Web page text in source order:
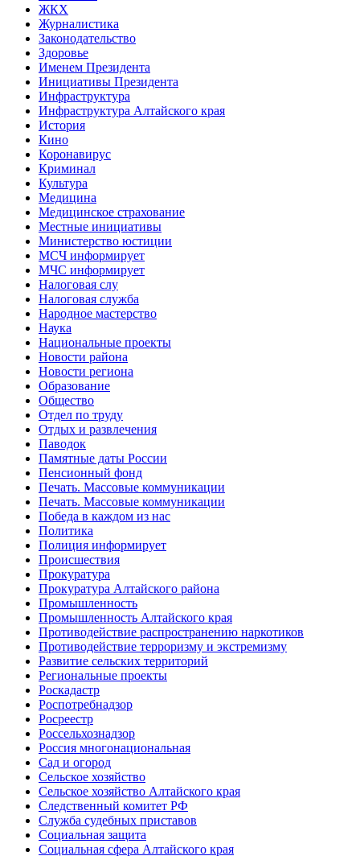
ЖКХ
Журналистика
Законодательство
Здоровье
Именем Президента
Инициативы Президента
Инфраструктура
Инфраструктура Алтайского края
История
Кино
Коронавирус
Криминал
Культура
Медицина
Медицинское страхование
Местные инициативы
Министерство юстиции
МСЧ информирует
МЧС информирует
Налоговая слу
Налоговая служба
Народное мастерство
Наука
Национальные проекты
Новости района
Новости региона
Образование
Общество
Отдел по труду
Отдых и развлечения
Паводок
Памятные даты России
Пенсионный фонд
Печать. Массовые коммуникации
Печать. Массовые коммуникации
Победа в каждом из нас
Политика
Полиция информирует
Происшествия
Прокуратура
Прокуратура Алтайского района
Промышленность
Промышленность Алтайского края
Противодействие распространению наркотиков
Противодействие терроризму и экстремизму
Развитие сельских территорий
Региональные проекты
Роскадастр
Роспотребнадзор
Росреестр
Россельхознадзор
Россия многонациональная
Сад и огород
Сельское хозяйство
Сельское хозяйство Алтайского края
Следственный комитет РФ
Служба судебных приставов
Социальная защита
Социальная сфера Алтайского края